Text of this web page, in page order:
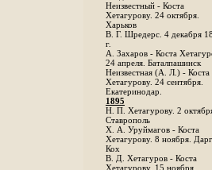
Неизвестный - Коста
Хетагурову. 24 октября.
Харьков
B. Г. Шредерс. 4 декабря
г.
А. Захаров - Коста
24 апреля. Баталпашинск
Неизвестная (А. Л.) - Коста
Хетагурову. 24 сентября.
Екатеринодар.
1895
Н. П. Хетагурову. 2
Ставрополь
X. А. Уруймагов - Коста
Хетагурову. 8 ноября.
Кох
В. Д. Хетагуров - Коста
Хетагурову. 15 ноября.